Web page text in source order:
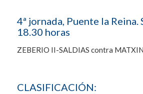
4ª jornada, Puente la Reina.
18.30 horas
ZEBERIO II-SALDIAS contra
CLASIFICACIÓN: